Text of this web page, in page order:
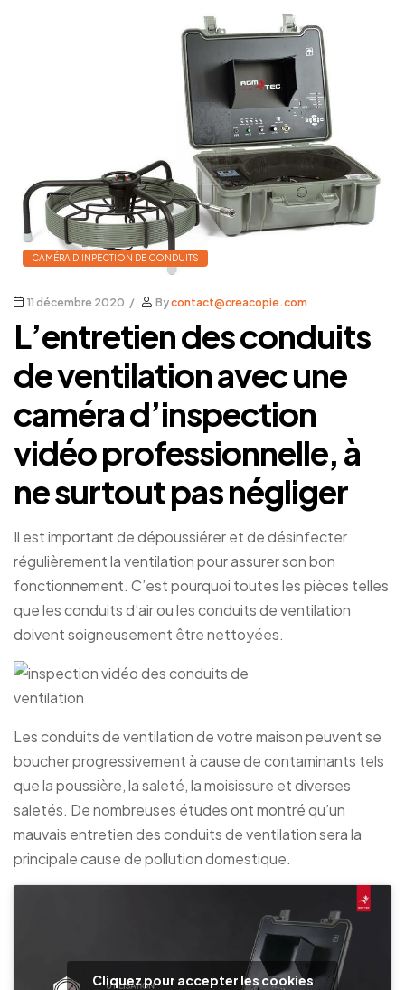
CAMÉRA D'INPECTION DE CONDUITS
11 décembre 2020 Bycontact@creacopie.com
L’entretien des conduits
de ventilation avec une
caméra d’inspection
vidéo professionnelle, à
ne surtout pas négliger
Il est important de dépoussiérer et de désinfecter
régulièrement la ventilation pour assurer son bon
fonctionnement. C’est pourquoi toutes les pièces telles
que les conduits d’air ou les conduits de ventilation
doivent soigneusement être nettoyées.
Les conduits de ventilation de votre maison peuvent se
boucher progressivement à cause de contaminants tels
que la poussière, la saleté, la moisissure et diverses
saletés. De nombreuses études ont montré qu’un
mauvais entretien des conduits de ventilation sera la
principale cause de pollution domestique.
Cliquez pour accepter les cookies